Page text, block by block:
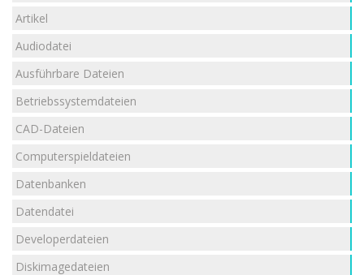
Artikel
Audiodatei
Ausführbare Dateien
Betriebssystemdateien
CAD-Dateien
Computerspieldateien
Datenbanken
Datendatei
Developerdateien
Diskimagedateien